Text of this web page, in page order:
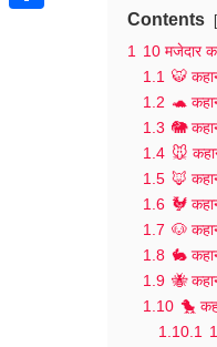
Contents
1
10 मजेदार
1.1 🐯
1.2 🐢
1.3 🐘
1.4 🐭
1.5 🦊
1.6 🐓
1.7 🐶
1.8 🐇
1.9 🐝
1.10 🐤
1.10.1